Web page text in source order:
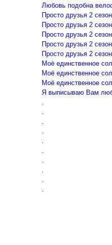
Любовь подобна
Просто друзья 2
Просто друзья 2
Просто друзья 2
Просто друзья 2
Просто друзья 2
Моё единственное
Моё единственное
Моё единственное
Я выписываю Вам
.
.
.
.
.
.
.
.
.
.